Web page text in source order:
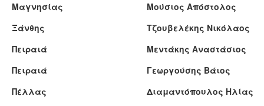
Μαγνησίας
Μούσιος Απόστολος
Ξάνθης
Τζουβελέκης Νικόλαος
Πειραιά
Μεντάκης Αναστάσιος
Πειραιά
Γεωργούσης Βάιος
Πέλλας
Διαμαντόπουλος Ηλίας